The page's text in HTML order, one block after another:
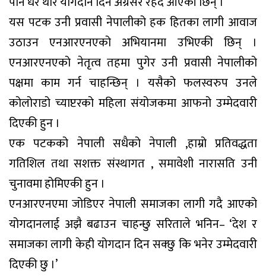
यस पटक उनी प्रवासी नेपालीको हक हितका लागी आवाज
उठाउन एनआरएनएको अभियानमा उभिएकी छिन् ।
एनआरएनएको नेतृत्व तहमा पुगेर उनी प्रवासी नेपालीको
पक्षमा काम गर्न चाहन्छिन् । यसैको फलस्वरुप उनले
कोलोराडो च्याप्टरको महिला संयोजकमा आफनो उम्मेदवारी
दिएकी हुन ।
एक पटकको नेपाली सधैको नेपाली ,हाम्रो प्रतिवद्धता
गतिशिल तथा सशक्त संस्थागत , समावेशी नारासति उनी
चुनावमा होमिएकी हुन ।
एनआरएनएमा जोडिएर नेपाली समाजका लागी गदै आएको
योगदानलाई अझै बढाउन चाहन्छु सरिताले भनिन– ‘देश र
समाजका लागी केही योगदान दिन सक्छु कि भनेर उम्मेदवारी
दिएकी छु ।’